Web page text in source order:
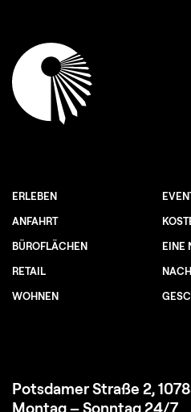
ERLEBEN
ANFAHRT
BÜROFLÄCHEN
RETAIL
WOHNEN
EINE
Potsdamer Straße 2,
Montag – Sonntag 24/7